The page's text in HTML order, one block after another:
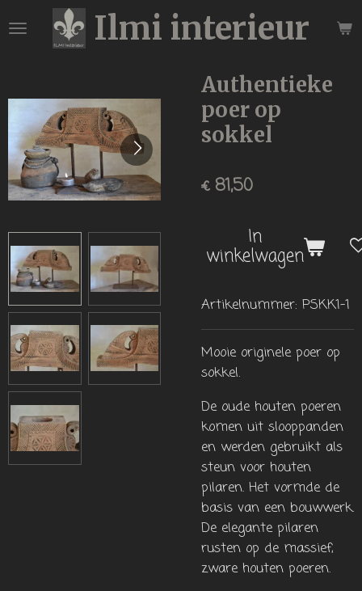
direct
hoofdinhoud
Ilmi interieur
Authentieke
poer op
sokkel
€ 81,50
In
winkelwagen
Artikelnummer: PSKK1-1
Mooie originele poer op
sokkel.
De oude houten poeren
komen uit slooppanden
en werden gebruikt als
steun voor houten
pilaren. Het vormde de
basis van een bouwwerk.
De elegante pilaren
rusten op de massief,
zware houten poeren.